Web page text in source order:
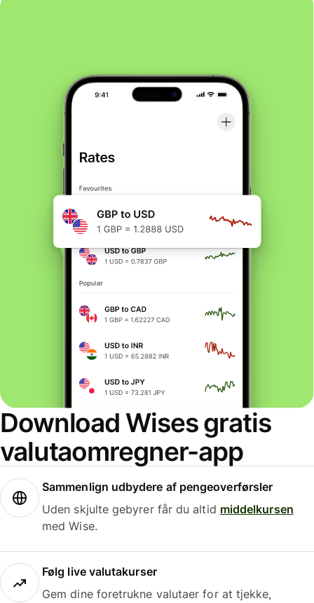
Download Wises gratis
valutaomregner-app
Sammenlign udbydere af pengeoverførsler
Uden skjulte gebyrer får du altid middelkursen
med Wise.
Følg live valutakurser
Gem dine foretrukne valutaer for at tjekke,